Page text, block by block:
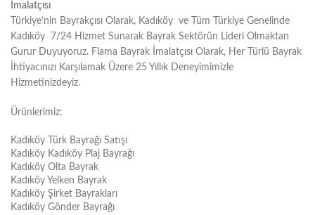
İmalatçısı
Türkiye’nin Bayrakçısı Olarak, Kadıköy ve Tüm Türkiye Genelinde
Kadıköy 7/24 Hizmet Sunarak Bayrak Sektörün Lideri Olmaktan
Gurur Duyuyoruz. Flama Bayrak İmalatçısı Olarak, Her Türlü Bayrak
İhtiyacınızı Karşılamak Üzere 25 Yıllık Deneyimimizle
Hizmetinizdeyiz.
Ürünlerimiz:
Kadıköy Türk Bayrağı Satışı
Kadıköy Kadıköy Plaj Bayrağı
Kadıköy Olta Bayrak
Kadıköy Yelken Bayrak
Kadıköy Şirket Bayrakları
Kadıköy Gönder Bayrağı